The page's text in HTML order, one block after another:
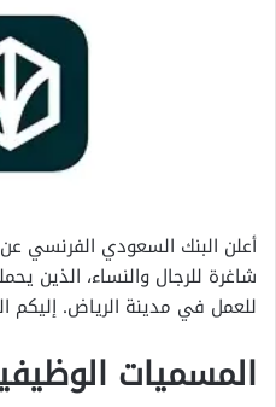
شاغرة للرجال والنساء، الذين
للعمل في مدينة الرياض. إليكم
المسميات